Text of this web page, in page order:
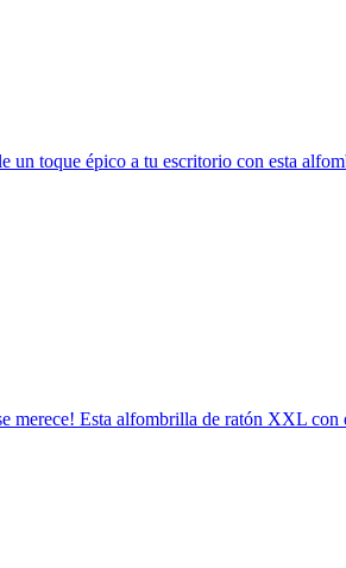
un toque épico a tu escritorio con esta
merece! Esta alfombrilla de ratón XXL